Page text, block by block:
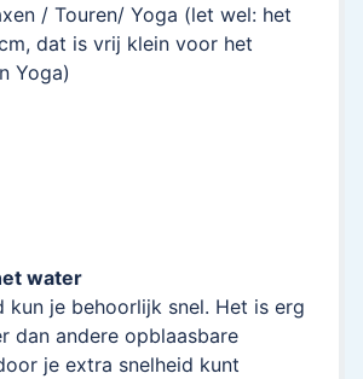
/ Touren/ Yoga (let wel: het
dat is vrij klein voor het
Yoga)
water
kun je behoorlijk snel. Het is erg
dan andere opblaasbare
je extra snelheid kunt